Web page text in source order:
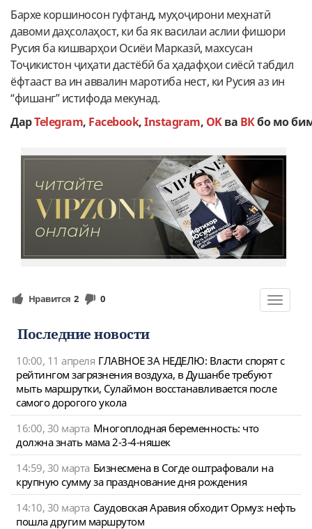
Бархе коршиносон гуфтанд, муҳоҷирони меҳнатӣ
давоми даҳсолаҳост, ки ба як василаи аслии фишори
Русия ба кишварҳои Осиёи Марказӣ, махсусан
Тоҷикистон ҷиҳати дастёбӣ ба ҳадафҳои сиёсӣ табдил
ёфтааст ва ин аввалин маротиба нест, ки Русия аз ин
“фишанг” истифода мекунад.
ДарTelegram, Facebook,Instagram, OKва ВКбо мо
Toggle
Нравится 2 0
Последние новости
10:00, 11 апреля ГЛАВНОЕ ЗА НЕДЕЛЮ: Власти спорят с
рейтингом загрязнения воздуха, в Душанбе требуют
мыть маршрутки, Сулаймон восстанавливается после
самого дорогого укола
16:00, 30 марта Многоплодная беременность: что
должна знать мама 2-3-4-няшек
14:59, 30 марта Бизнесмена в Согде оштрафовали на
крупную сумму за празднование дня рождения
14:10, 30 марта Саудовская Аравия обходит Ормуз: нефть
пошла другим маршрутом